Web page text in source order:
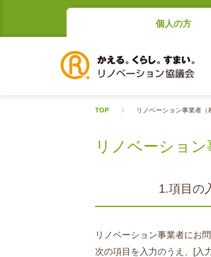
個人の方
TOP リノベーション事業者
リノベーショ
1.項目の
リノベーション事業者にお
次の項目を入力のうえ、[入